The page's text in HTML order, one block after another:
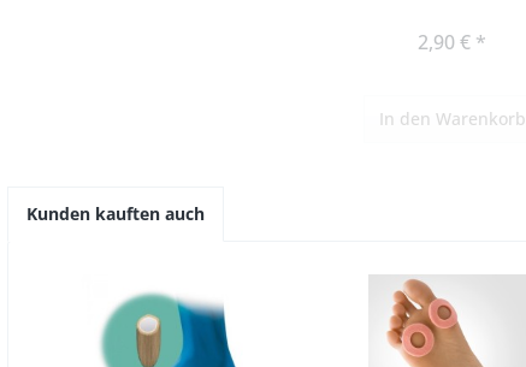
2,90 € *
In den Warenkorb
Kunden kauften auch